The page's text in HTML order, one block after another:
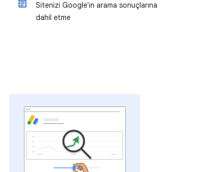
Sitenizi Google'ın arama sonuçlarına
dahil etme